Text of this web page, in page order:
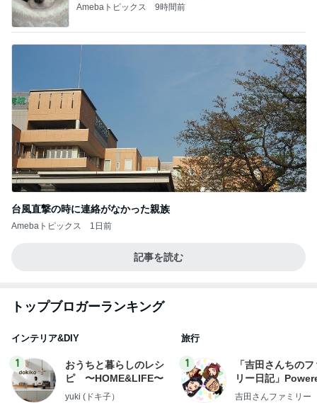
Amebaトピックス 9時間前
台風直撃の時に連絡がなかった親族
Amebaトピックス 1日前
記事を読む
トップブロガーランキング
インテリア&DIY
1
おうちと暮らしのレシ
ピ 〜HOME&LIFE〜
yuki (ドキ子）
旅行
1
「吉田さんちの
リー日記」
y Ameba 吉田さ
吉田さんファミリー